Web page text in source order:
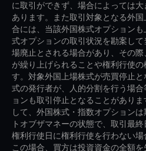
に取引ができず、場合によっては
あります。また取引対象となる外
合には、当該外国株式オプション
式オプションの取引状況を勘案し
場廃止とされる場合があり、その
が繰り上げられることや権利行使
す。対象外国上場株式が売買停止
式の発行者が、人的分割を行う場
ョンも取引停止となることがあり
して、外国株式・指数オプション
トオブザマネーの状態で、取引最
権利行使日に権利行使を行わない場
この場合、買方は投資資金の全額